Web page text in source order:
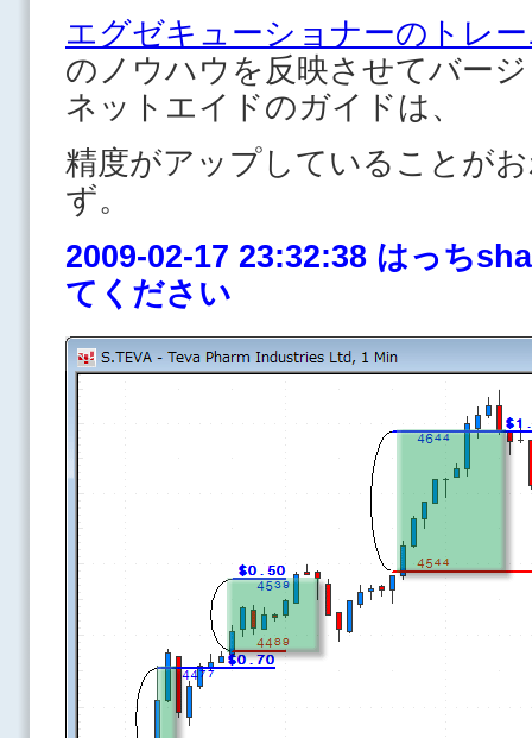
エグゼキューショナーのトレ
のノウハウを反映させてバー
ネットエイドのガイドは、
精度がアップしていることが
ず。
2009-02-17 23:32:38 はっち
てください